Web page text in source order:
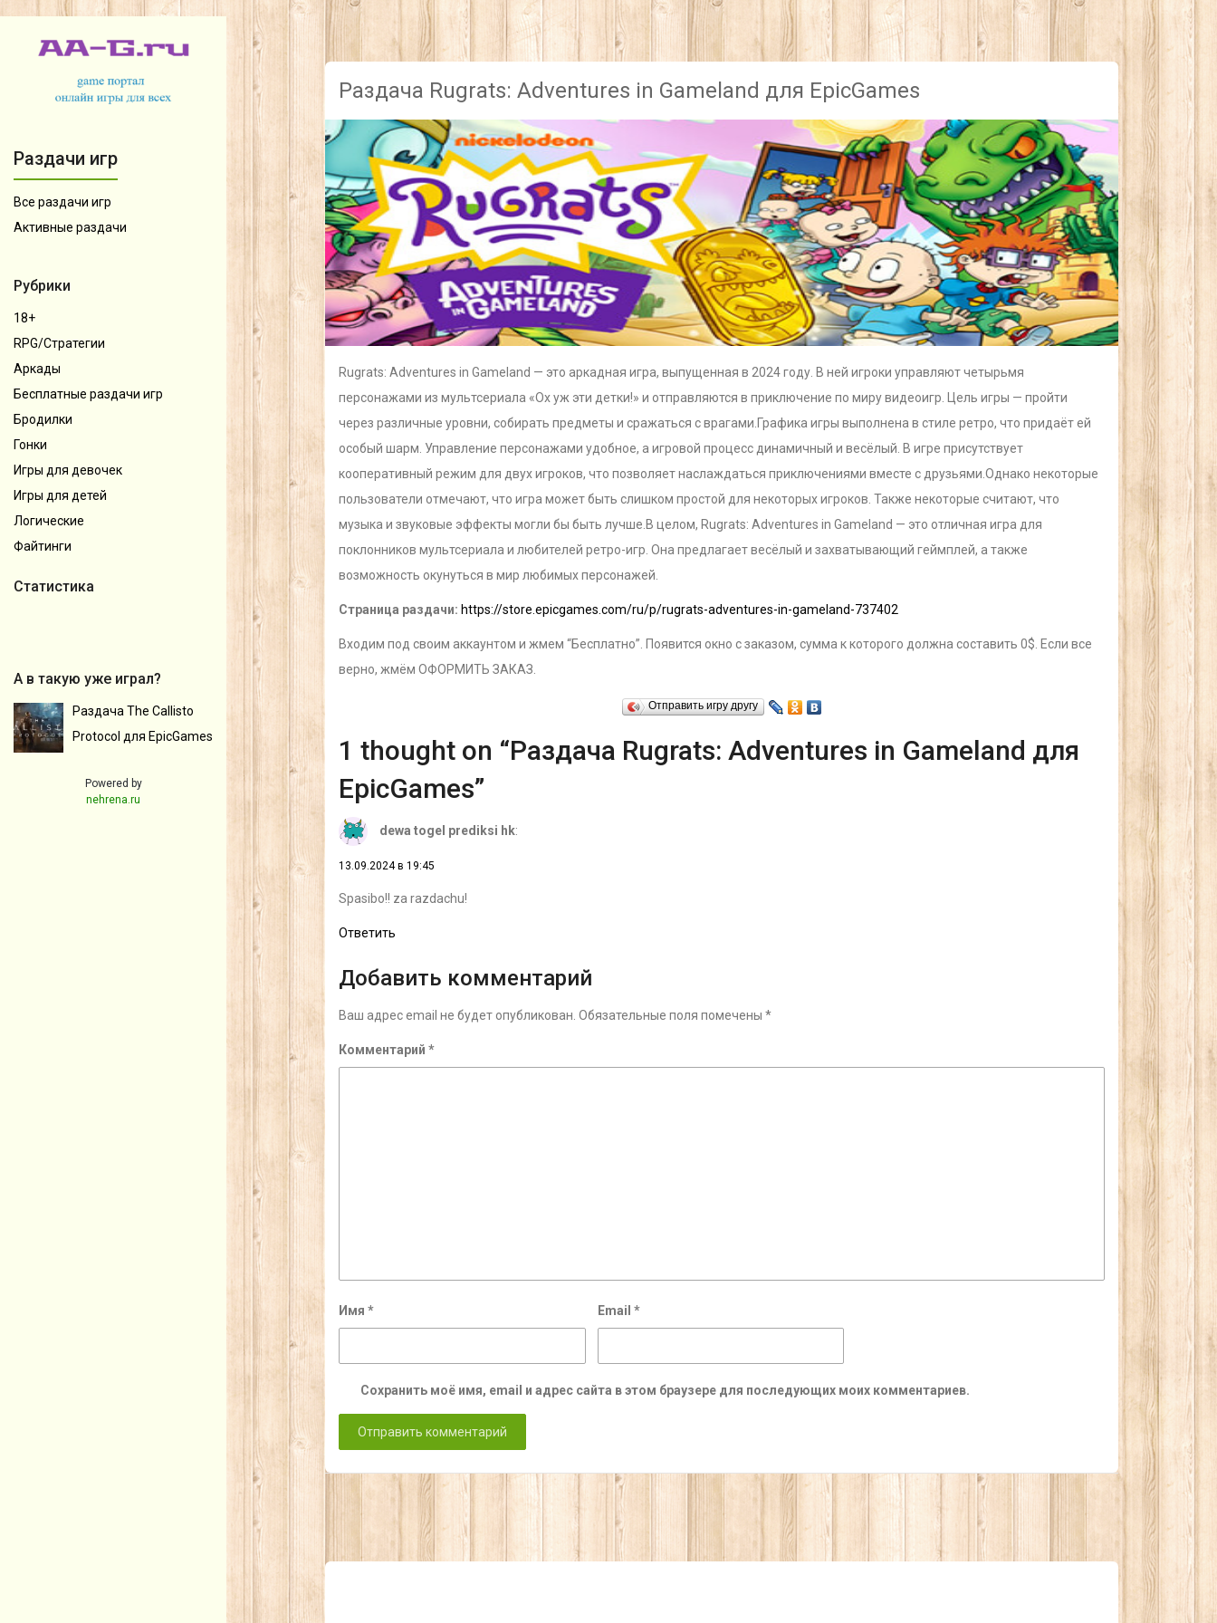
Раздачи игр
Все раздачи игр
Активные раздачи
Рубрики
18+
RPG/Стратегии
Аркады
Бесплатные раздачи игр
Бродилки
Гонки
Игры для девочек
Игры для детей
Логические
Файтинги
Статистика
А в такую уже играл?
Раздача The Callisto
Protocol для EpicGames
Powered by
nehrena.ru
Раздача Rugrats: Adventures in Gameland для EpicGames
Rugrats: Adventures in Gameland — это аркадная игра, выпущенная в 2024 году. В ней игроки управляют четырьмя
персонажами из мультсериала «Ох уж эти детки!» и отправляются в приключение по миру видеоигр. Цель игры — пройти
через различные уровни, собирать предметы и сражаться с врагами.Графика игры выполнена в стиле ретро, что придаёт ей
особый шарм. Управление персонажами удобное, а игровой процесс динамичный и весёлый. В игре присутствует
кооперативный режим для двух игроков, что позволяет наслаждаться приключениями вместе с друзьями.Однако некоторые
пользователи отмечают, что игра может быть слишком простой для некоторых игроков. Также некоторые считают, что
музыка и звуковые эффекты могли бы быть лучше.В целом, Rugrats: Adventures in Gameland — это отличная игра для
поклонников мультсериала и любителей ретро-игр. Она предлагает весёлый и захватывающий геймплей, а также
возможность окунуться в мир любимых персонажей.
Страница раздачи: https://store.epicgames.com/ru/p/rugrats-adventures-in-gameland-737402
Входим под своим аккаунтом и жмем “Бесплатно”. Появится окно с заказом, сумма к которого должна составить 0$. Если все
верно, жмём ОФОРМИТЬ ЗАКАЗ.
Отправить игру другу
1 thought on “Раздача Rugrats: Adventures in Gameland для
EpicGames”
dewa togel prediksi hk:
13.09.2024 в 19:45
Spasibo!! za razdachu!
Ответить
Добавить комментарий
Ваш адрес email не будет опубликован. Обязательные поля помечены*
Комментарий*
Имя* Email *
Сохранить моё имя, email и адрес сайта в этом браузере для последующих моих комментариев.